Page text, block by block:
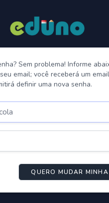
Sem problema! Informe
email; você receberá um
definir uma nova senha.
QUERO MUDAR